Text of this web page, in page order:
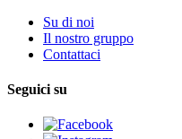
Su di noi
Il nostro gruppo
Contattaci
Seguici su